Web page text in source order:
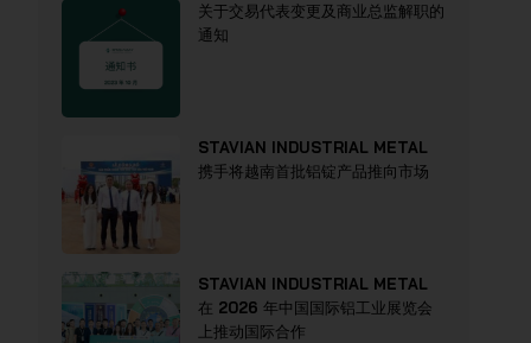
关于交易代表变更及商业总监解职的
通知
STAVIAN INDUSTRIAL METAL
携手将越南首批铝锭产品推向市场
STAVIAN INDUSTRIAL METAL
在 2026 年中国国际铝工业展览会
上推动国际合作